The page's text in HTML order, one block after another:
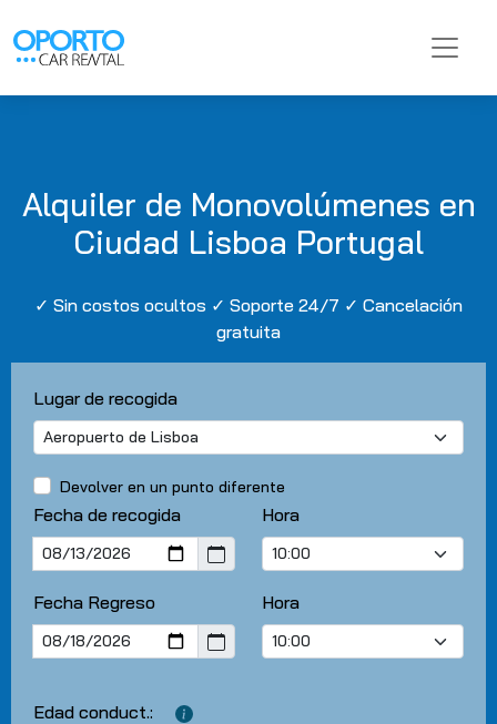
Alquiler de Monovolúmenes en
Ciudad Lisboa Portugal
✓ Sin costos ocultos ✓ Soporte 24/7 ✓ Cancelación
gratuita
Lugar de recogida
Devolver en un punto diferente
Fecha de recogida Hora
Fecha Regreso Hora
Edad conduct.: